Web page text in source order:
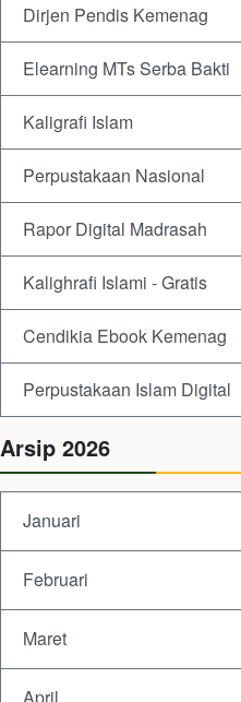
Dirjen Pendis Kemenag
Elearning MTs Serba Bakti
Kaligrafi Islam
Perpustakaan Nasional
Rapor Digital Madrasah
Kalighrafi Islami - Gratis
Cendikia Ebook Kemenag
Perpustakaan Islam Digital
Arsip 2026
Januari
Februari
Maret